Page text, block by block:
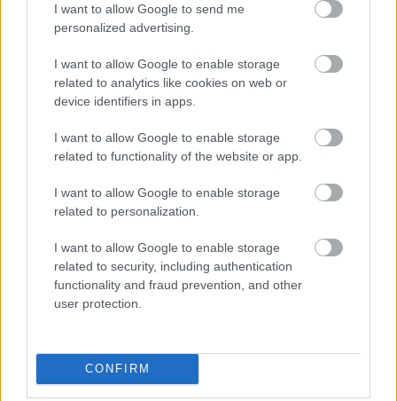
I want to allow Google to send me
personalized advertising.
I want to allow Google to enable storage
related to analytics like cookies on web or
device identifiers in apps.
I want to allow Google to enable storage
related to functionality of the website or app.
I want to allow Google to enable storage
related to personalization.
I want to allow Google to enable storage
related to security, including authentication
functionality and fraud prevention, and other
user protection.
CONFIRM
Paris Saint-Germainvs
Manchester United
Felkészülési szezon 4. mérkőzés
Nya Ullevi, Göteborg
2026-08-08 17:00
vs Manchester United